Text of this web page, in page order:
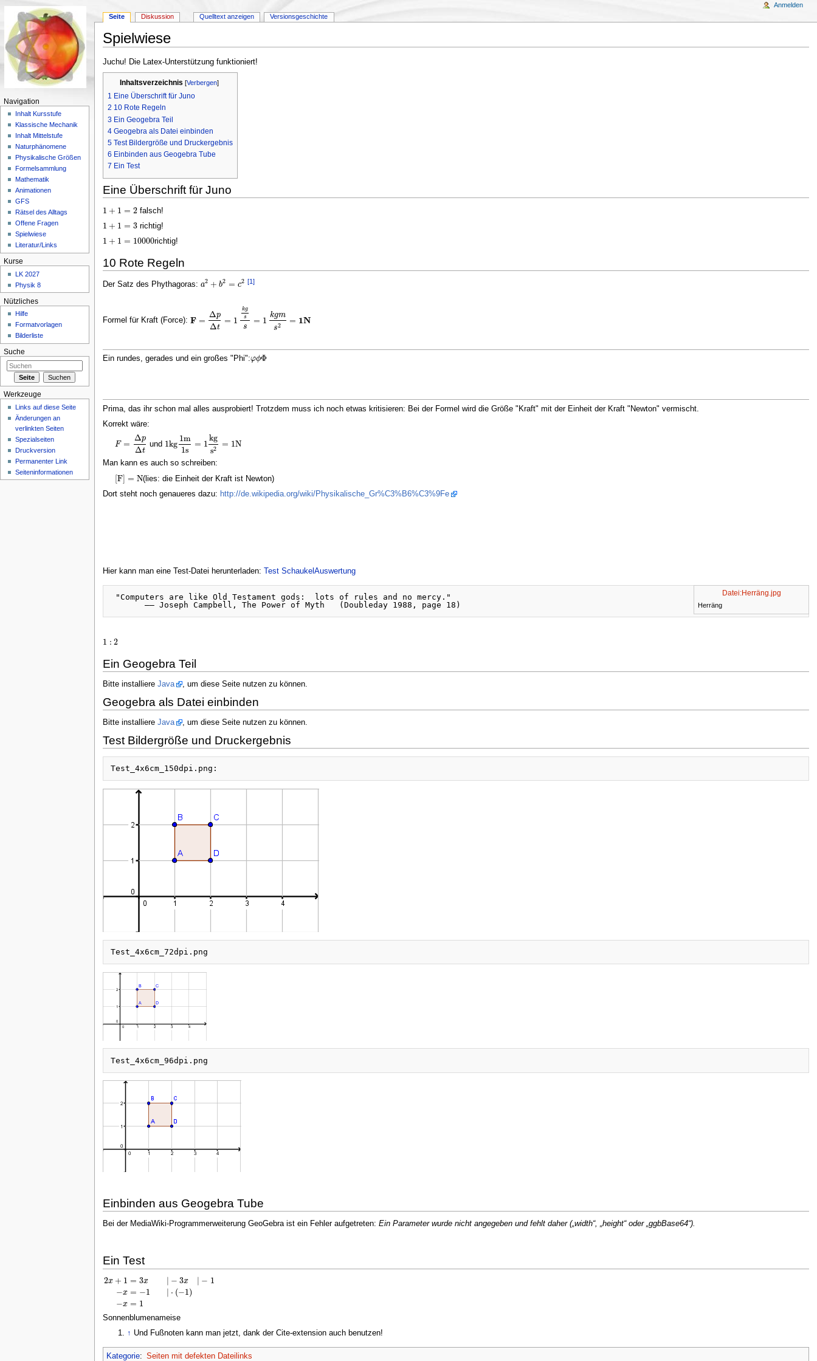
Spielwiese
Juchu! Die Latex-Unterstützung funktioniert!
Inhaltsverzeichnis [Verbergen]
1 Eine Überschrift für Juno
2 10 Rote Regeln
3 Ein Geogebra Teil
4 Geogebra als Datei einbinden
5 Test Bildergröße und Druckergebnis
6 Einbinden aus Geogebra Tube
7 Ein Test
Eine Überschrift für Juno
1 + 1 = 2
1+1 =2 falsch!
1 + 1 = 3
1+1 =3 richtig!
1 + 1 = 10000
1 +1 =10000 richtig!
10 Rote Regeln
Der Satz des Phythagoras: a2 + b2 = c2
a2+b2 =c2
[1]
Formel für Kraft (Force): F =
Δp
Δt
= 1
kg
s
s
= 1
kgm
s2 = 1N
F=Δ Δt =1 kgss =1 kg ms2=1 N
Ein rundes, gerades und ein großes "Phi":φϕΦ
φϕΦ
Prima, das ihr schon mal alles ausprobiert! Trotzdem muss ich noch etwas kritisieren: Bei der Formel wird die Größe "Kraft" mit der Einheit der Kraft "Newton" vermischt.
Korrekt wäre:
F =
Δp
Δt
F=Δ pΔt und 1kg
1m
1s
= 1
kg
s2 = 1N
1kg1m 1s= 1kgs2 =1 N
Man kann es auch so schreiben:
[F] = N
[F ]=N
(lies: die Einheit der Kraft ist Newton)
Dort steht noch genaueres dazu: http://de.wikipedia.org/wiki/Physikalische_Gr%C3%B6%C3%9Fe
Hier kann man eine Test-Datei herunterladen: Test SchaukelAuswertung
Datei:Herräng.jpg
Herräng
"Computers are like Old Testament gods:  lots of rules and no mercy."
1 : 2
1 : 2
Ein Geogebra Teil
Bitte installiere Java , um diese Seite nutzen zu können.
Geogebra als Datei einbinden
Bitte installiere Java , um diese Seite nutzen zu können.
Test Bildergröße und Druckergebnis
Einbinden aus Geogebra Tube
Bei der MediaWiki-Programmerweiterung GeoGebra ist ein Fehler aufgetreten: Ein Parameter wurde nicht angegeben und fehlt daher („width“, „height“ oder „ggbBase64“).
Ein Test
2x + 1
−x
−x
= 3x
= −1
= 1
| − 3x | − 1
| ⋅ (−1)
x+1= 3x −3x| − 1| ⋅(−1)
Sonnenblumenameise
↑ Und Fußnoten kann man jetzt, dank der Cite-extension auch benutzen!
Kategorie: Seiten mit defekten Dateilinks
Seite Diskussion Quelltext anzeigen Versionsgeschichte
Anmelden
Navigation
Inhalt Kursstufe
Klassische Mechanik
Inhalt Mittelstufe
Naturphänomene
Physikalische Größen
Formelsammlung
Mathematik
Animationen
GFS
Rätsel des Alltags
Offene Fragen
Spielwiese
Literatur/Links
Kurse
LK 2027
Physik 8
Nützliches
Hilfe
Formatvorlagen
Bilderliste
Suche
Werkzeuge
Links auf diese Seite
Änderungen an
verlinkten Seiten
Spezialseiten
Druckversion
Permanenter Link
Seiteninformationen